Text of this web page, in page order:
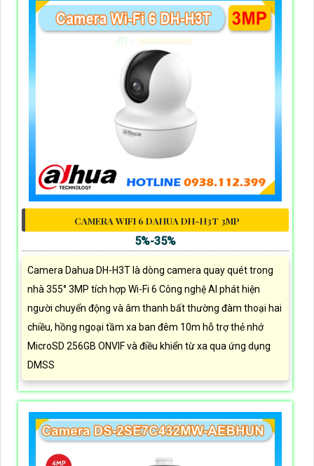
CAMERA WIFI 6 DAHUA DH-H3T 3MP
5%-35%
Camera Dahua DH-H3T là dòng camera quay quét trong
nhà 355° 3MP tích hợp Wi-Fi 6 Công nghệ AI phát hiện
người chuyển động và âm thanh bất thường đàm thoại hai
chiều, hồng ngoại tầm xa ban đêm 10m hỗ trợ thẻ nhớ
MicroSD 256GB ONVIF và điều khiển từ xa qua ứng dụng
DMSS